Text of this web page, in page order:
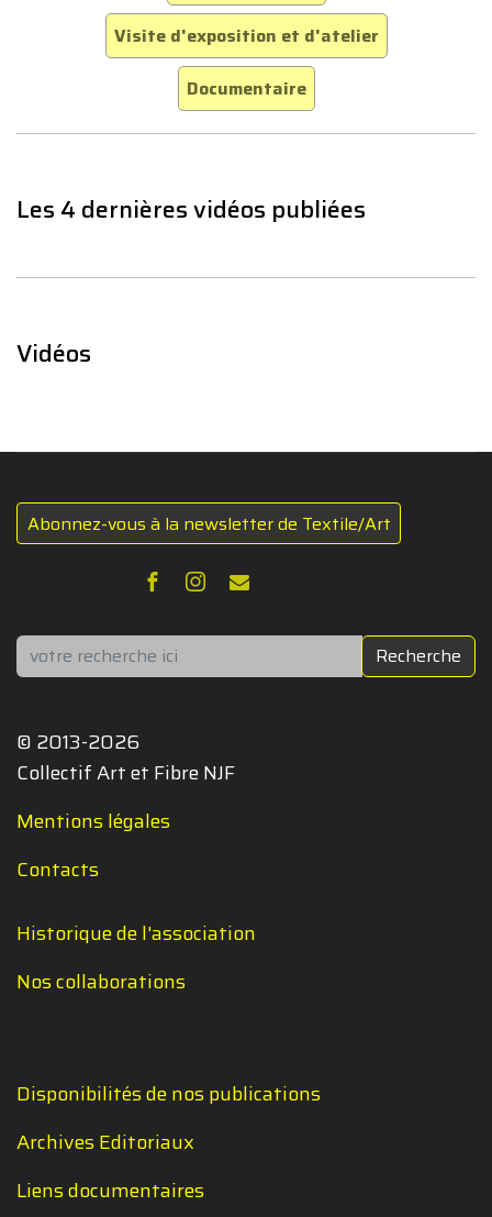
Visite d'exposition et d'atelier
Documentaire
Les 4 dernières vidéos publiées
Vidéos
Abonnez-vous à la newsletter de Textile/Art
Rechercher Recherche
© 2013-2026
Collectif Art et Fibre NJF
Mentions légales
Contacts
Historique de l'association
Nos collaborations
Disponibilités de nos publications
Archives Editoriaux
Liens documentaires